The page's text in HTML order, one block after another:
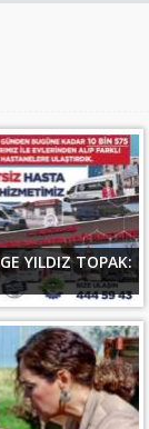
YILDIZ TOPAK: